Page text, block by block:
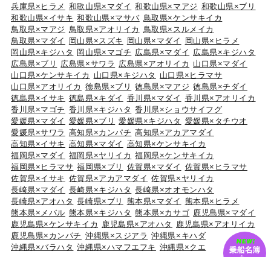
兵庫県×ヒラメ 和歌山県×マダイ 和歌山県×マアジ 和歌山県×ブリ
和歌山県×イサキ 和歌山県×マサバ 鳥取県×ケンサキイカ
鳥取県×マアジ 鳥取県×アオリイカ
鳥取県×スルメイカ
鳥取県×マダイ
岡山県×スズキ 岡山県×マダイ
岡山県×ヒラメ
岡山県×キジハタ
岡山県×マゴチ 広島県×マダイ 広島県×キジハタ
広島県×ブリ
広島県×サワラ 広島県×アオリイカ 山口県×マダイ
山口県×ケンサキイカ
山口県×キジハタ
山口県×ヒラマサ
山口県×アオリイカ 徳島県×ブリ 徳島県×マアジ 徳島県×チダイ
徳島県×イサキ 徳島県×キダイ 香川県×マダイ 香川県×アオリイカ
香川県×マゴチ 香川県×キジハタ 香川県×ショウサイフグ
愛媛県×マダイ 愛媛県×ブリ 愛媛県×キジハタ 愛媛県×タチウオ
愛媛県×サワラ 高知県×カンパチ 高知県×アカアマダイ
高知県×イサキ 高知県×マダイ 高知県×ケンサキイカ
福岡県×マダイ 福岡県×ヤリイカ 福岡県×ケンサキイカ
福岡県×ヒラマサ 福岡県×ブリ 佐賀県×マダイ 佐賀県×ヒラマサ
佐賀県×イサキ 佐賀県×アカアマダイ 佐賀県×ヤリイカ
長崎県×マダイ 長崎県×キジハタ 長崎県×オオモンハタ
長崎県×アオハタ 長崎県×ブリ 熊本県×マダイ 熊本県×ヒラメ
熊本県×メバル 熊本県×キジハタ 熊本県×カサゴ 鹿児島県×マダイ
鹿児島県×ケンサキイカ
鹿児島県×アオハタ
鹿児島県×アオリイカ
鹿児島県×カンパチ 沖縄県×スジアラ 沖縄県×キハダ
沖縄県×バラハタ 沖縄県×ハマフエフキ 沖縄県×クエ